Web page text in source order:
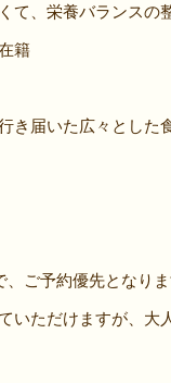
て、栄養バランスの
籍
き届いた広々とした
ご予約優先となりま
いただけますが、大